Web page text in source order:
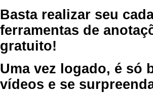
Basta realizar seu
ferramentas de
gratuito!
Uma vez logado, é só
vídeos e se